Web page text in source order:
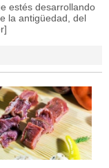
estés desarrollando
la antigüedad, del